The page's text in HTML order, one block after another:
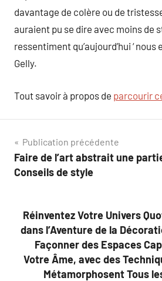
davantage de colère ou de
auraient pu se dire avec moins de
ressentiment qu’aujourd’hui ‘
Gelly.
Tout savoir à propos de parcourir
Navigation
de
Publication précédente
Faire de l’art abstrait une
Conseils de style
Réinventez Votre Univers
dans l’Aventure de la
Façonner des Espaces
Votre Âme, avec des
Métamorphosent Tous